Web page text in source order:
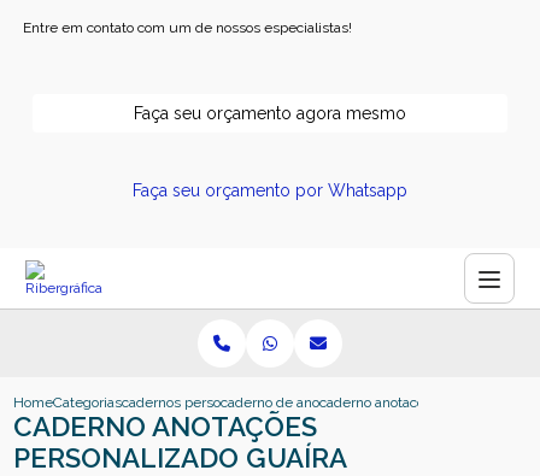
Entre em contato com um de nossos especialistas!
Faça seu orçamento agora mesmo
Faça seu orçamento por Whatsapp
HomeCategoriascadernos personalizadoscaderno de anotacao personalizado
caderno anotacoes personalizado
CADERNO ANOTAÇÕES
PERSONALIZADO GUAÍRA